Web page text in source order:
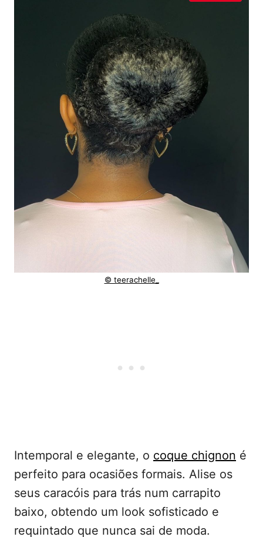
© teerachelle_
Intemporal e elegante, o coque chignon é
perfeito para ocasiões formais. Alise os
seus caracóis para trás num carrapito
baixo, obtendo um look sofisticado e
requintado que nunca sai de moda.